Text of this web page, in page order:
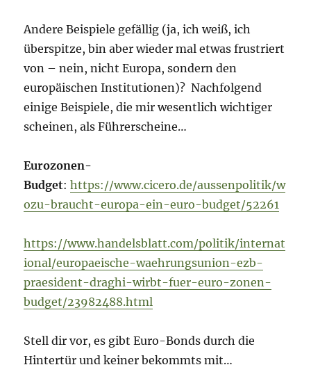
Andere Beispiele gefällig (ja, ich weiß, ich
überspitze, bin aber wieder mal etwas frustriert
von – nein, nicht Europa, sondern den
europäischen Institutionen)? Nachfolgend
einige Beispiele, die mir wesentlich wichtiger
scheinen, als Führerscheine…
Eurozonen-
Budget:https://www.cicero.de/aussenpolitik/w
ozu-braucht-europa-ein-euro-budget/52261
https://www.handelsblatt.com/politik/internat
ional/europaeische-waehrungsunion-ezb-
praesident-draghi-wirbt-fuer-euro-zonen-
budget/23982488.html
Stell dir vor, es gibt Euro-Bonds durch die
Hintertür und keiner bekommts mit…